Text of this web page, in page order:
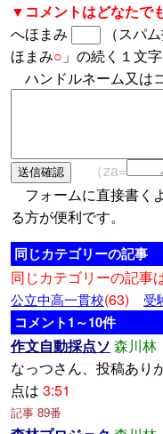
▼コメントはどなたで
へほまみ
（スパ
ほまみ○ 」の続く１文
ハンドルネーム又は
（za=
フォームに直接書く
る方が便利です。
同じカテゴリーの記事
同じカテゴリーの記事
公立中高一貫校(63) 受
コメント1～10件
作文自動採点ソ 森川林
なっつさん、投稿あり
点は 3:51
記事 89番